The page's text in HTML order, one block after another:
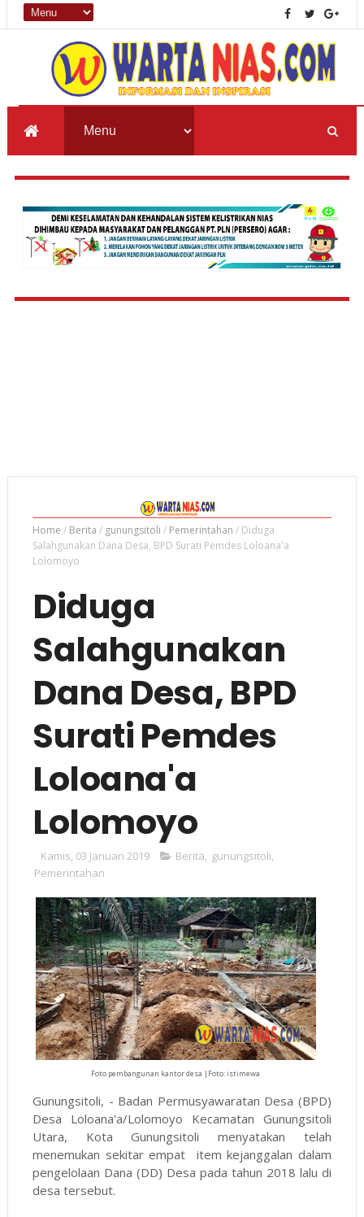
Home / Berita / gunungsitoli / Pemerintahan / Diduga
Salahgunakan Dana Desa, BPD Surati Pemdes Loloana'a
Lolomoyo
Diduga
Salahgunakan
Dana Desa, BPD
Surati Pemdes
Loloana'a
Lolomoyo
Kamis, 03 Januari 2019 Berita, gunungsitoli,
Pemerintahan
Foto pembangunan kantor desa |Foto: istimewa
Gunungsitoli, - Badan Permusyawaratan Desa (BPD)
Desa Loloana'a/Lolomoyo Kecamatan Gunungsitoli
Utara, Kota Gunungsitoli menyatakan telah
menemukan sekitar empat item kejanggalan dalam
pengelolaan Dana (DD) Desa pada tahun 2018 lalu di
desa tersebut.